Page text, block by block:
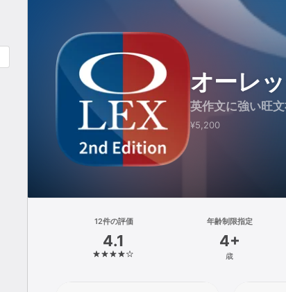
オーレ
英作文に強い旺
¥5,200
12件の評価
4.1
年齢制限指定
4+
歳